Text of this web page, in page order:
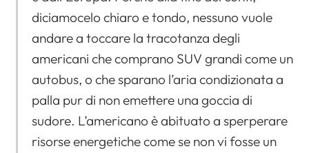
diciamocelo chiaro e tondo, nessuno vuole
andare a toccare la tracotanza degli
americani che comprano SUV grandi come un
autobus, o che sparano l’aria condizionata a
palla pur di non emettere una goccia di
sudore. L’americano è abituato a sperperare
risorse energetiche come se non vi fosse un